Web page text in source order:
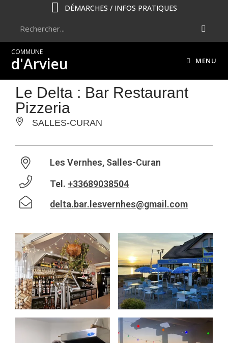
DÉMARCHES / INFOS PRATIQUES
COMMUNE
d'Arvieu MENU
Le Delta : Bar Restaurant
Pizzeria
SALLES-CURAN
Les Vernhes, Salles-Curan
Tel. +33689038504
delta.bar.lesvernhes@gmail.com